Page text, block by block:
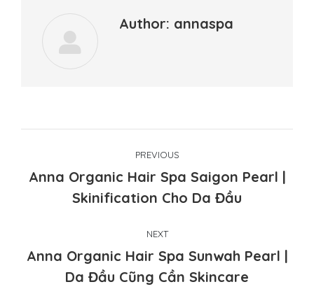
Author: annaspa
PREVIOUS
Previous
post:
Anna Organic Hair Spa Saigon Pearl |
Skinification Cho Da Đầu
NEXT
Next
post:
Anna Organic Hair Spa Sunwah Pearl |
Da Đầu Cũng Cần Skincare